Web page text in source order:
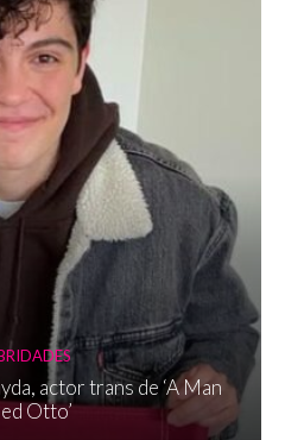
actor trans de ‘A Man
Otto’